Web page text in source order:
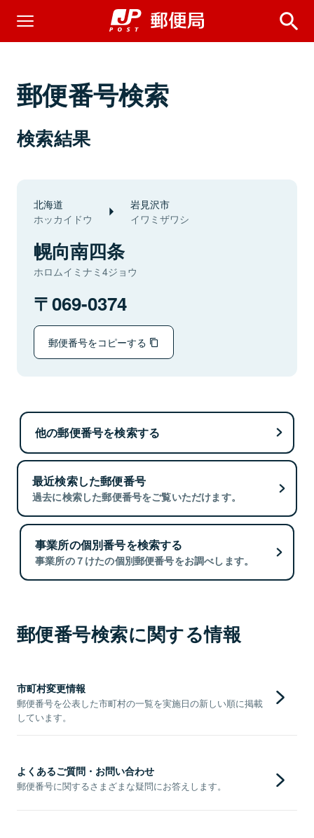
郵便番号検索
検索結果
北海道
ホッカイドウ
岩見沢市
イワミザワシ
幌向南四条
ホロムイミナミ4ジョウ
069-0374
郵便番号をコピーする
他の郵便番号を検索する
最近検索した郵便番号
過去に検索した郵便番号をご覧いただけます。
事業所の個別番号を検索する
事業所の７けたの個別郵便番号をお調べします。
郵便番号検索に関する情報
市町村変更情報
郵便番号を公表した市町村の一覧を実施日の新しい順に掲載
しています。
よくあるご質問・お問い合わせ
郵便番号に関するさまざまな疑問にお答えします。